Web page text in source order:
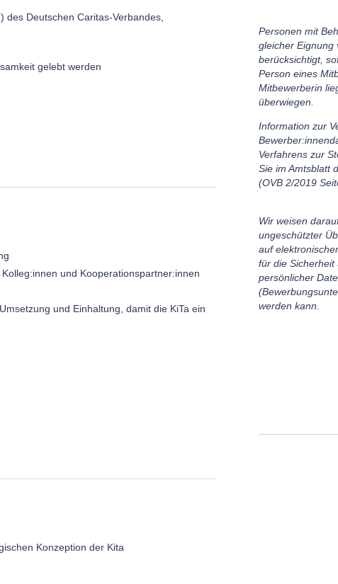
des Deutschen Caritas-Verbandes,
gelebt werden
und Kooperationspartner:innen
und Einhaltung, damit die KiTa ein
Konzeption der Kita
Personen mit
gleicher Eignung
berücksichtigt,
Person eines
Mitbewerberin
überwiegen.
Information zur
Verfahrens zur
Sie im Amtsblatt
(OVB 2/2019
Wir weisen
ungeschützter
auf
für die Sicherheit
persönlicher
werden kann.